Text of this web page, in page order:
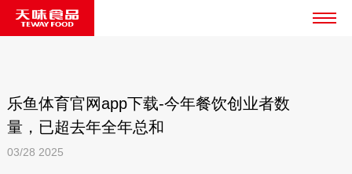
乐鱼体育官网app下载-今年餐饮创业者数
量，已超去年全年总和
03/28 2025